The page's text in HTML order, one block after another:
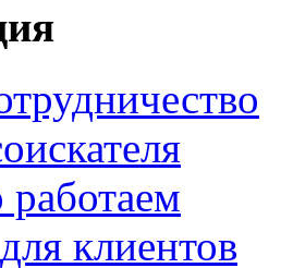
работаем
клиентов